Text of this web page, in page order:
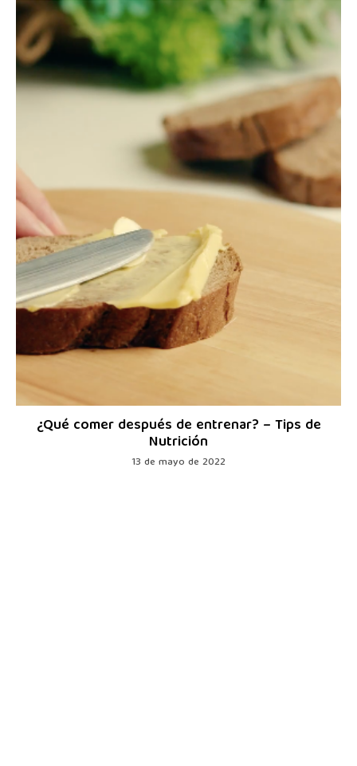
¿Qué comer después de entrenar? – Tips de
Nutrición
13 de mayo de 2022